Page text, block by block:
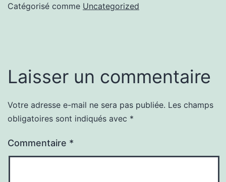
Catégorisé comme Uncategorized
Laisser un commentaire
Votre adresse e-mail ne sera pas publiée. Les champs
obligatoires sont indiqués avec *
Commentaire *